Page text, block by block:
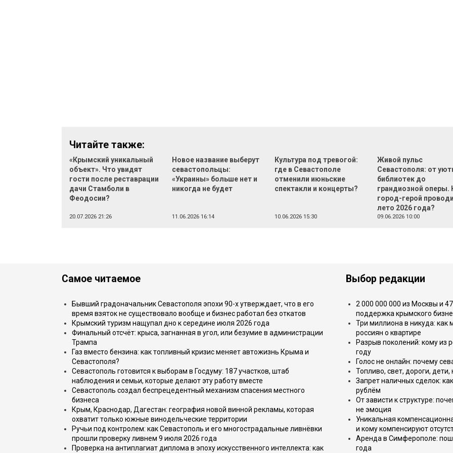
Читайте также:
«Крымский уникальный
объект». Что увидят
гости после реставрации
дачи Стамболи в
Феодосии?
20.07.2026 21:26
Новое название выберут
севастопольцы:
«Украины» больше нет и
никогда не будет
11.06.2026 16:14
Культура под тревогой:
где в Севастополе
отменили июньские
спектакли и концерты?
10.06.2026 15:30
Живой пульс
Севастополя: от
библиотек до
грандиозной оперы.
город-герой
лето 2026 года?
09.06.2026 10:00
Самое читаемое
Бывший градоначальник Севастополя эпохи 90-х утверждает, что в его
время взяток не существовало вообще и бизнес работал без откатов
Крымский туризм нащупал дно к середине июля 2026 года
Финальный отсчёт: крыса, загнанная в угол, или безумие в администрации
Трампа
Газ вместо бензина: как топливный кризис меняет автожизнь Крыма и
Севастополя?
Севастополь готовится к выборам в Госдуму: 187 участков, штаб
наблюдения и семьи, которые делают эту работу вместе
Севастополь создал беспрецедентный механизм спасения местного
бизнеса
Крым, Краснодар, Дагестан: география новой винной рекламы, которая
охватит только южные винодельческие территории
Ручьи под контролем: как Севастополь и его многострадальные ливнёвки
прошли проверку ливнем 9 июля 2026 года
Проверка на антиплагиат диплома в эпоху искусственного интеллекта: как
Выбор редакции
2 000 000 000 из Москвы и
поддержка крымского
Три миллиона в никуда:
россиян о квартире
Разрыв поколений: кому из
году
Голос не онлайн: почему
Топливо, свет, дороги,
Запрет наличных сделок:
рублём
От зависти к структуре:
не эмоция
Уникальная
и кому компенсируют
Аренда в Симферополе:
года